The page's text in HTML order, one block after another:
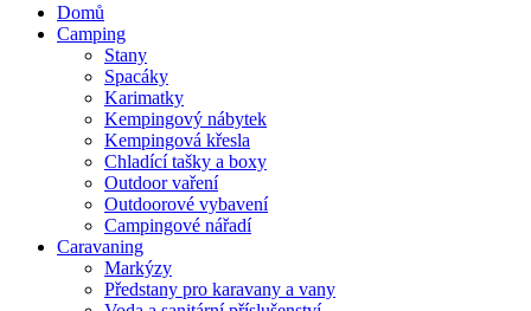
Domů
Camping
Stany
Spacáky
Karimatky
Kempingový nábytek
Kempingová křesla
Chladící tašky a boxy
Outdoor vaření
Outdoorové vybavení
Campingové nářadí
Caravaning
Markýzy
Předstany pro karavany a vany